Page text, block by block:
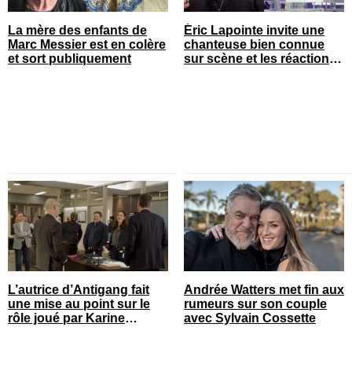
La mère des enfants de
Marc Messier est en colère
et sort publiquement
Éric Lapointe invite une
chanteuse bien connue
sur scène et les réactions
L’autrice d’Antigang fait
une mise au point sur le
rôle joué par Karine
Andrée Watters met fin aux
rumeurs sur son couple
avec Sylvain Cossette